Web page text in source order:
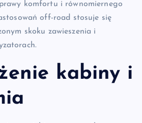
komfortu i równomiernego
off-road stosuje się
skoku zawieszenia i
kabiny i